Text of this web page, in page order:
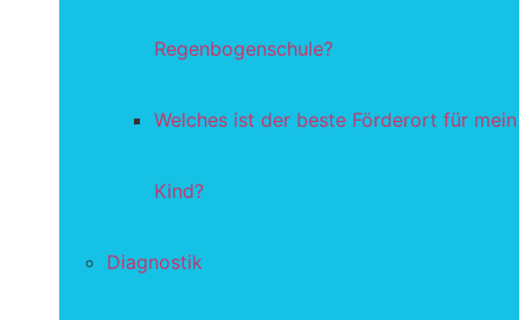
Regenbogenschule?
Welches ist der beste Förderort für mein
Kind?
Diagnostik